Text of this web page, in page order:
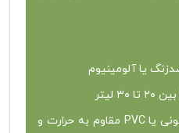
یا آلومینیوم
۳۰ لیتر
سیلیکونی یا PVC مقاوم به حرارت و